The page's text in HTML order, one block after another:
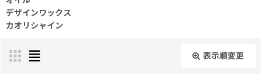
デザインワックス
カオリシャイン
表示順変更